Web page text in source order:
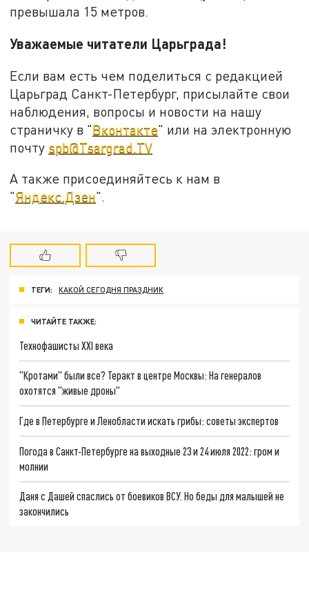
превышала 15 метров.
Уважаемые читатели Царьграда!
Если вам есть чем поделиться с редакцией
Царьград Санкт-Петербург, присылайте свои
наблюдения, вопросы и новости на нашу
страничку в "Вконтакте" или на электронную
почту spb@Tsargrad.TV
А также присоединяйтесь к нам в
"Яндекс.Дзен".
ТЕГИ: КАКОЙ СЕГОДНЯ ПРАЗДНИК
ЧИТАЙТЕ ТАКЖЕ:
Технофашисты XXI века
"Кротами" были все? Теракт в центре Москвы: На генералов
охотятся "живые дроны"
Где в Петербурге и Ленобласти искать грибы: советы экспертов
Погода в Санкт-Петербурге на выходные 23 и 24 июля 2022: гром и
молнии
Даня с Дашей спаслись от боевиков ВСУ. Но беды для малышей не
закончились